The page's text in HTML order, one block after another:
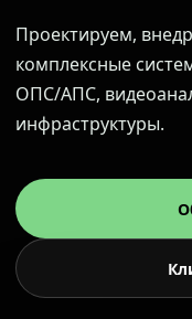
Проектируем,
комплексные
ОПС/АПС,
инфраструктуры.